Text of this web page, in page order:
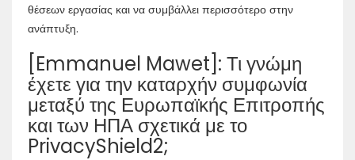
θέσεων εργασίας και να συμβάλλει περισσότερο στην
ανάπτυξη.
[Emmanuel Mawet]: Τι γνώμη
έχετε για την καταρχήν συμφωνία
μεταξύ της Ευρωπαϊκής Επιτροπής
και των ΗΠΑ σχετικά με το
PrivacyShield2;